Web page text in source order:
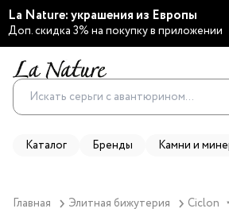
La Nature: украшения из Европы
Доп. скидка 3% на покупку в приложении
Каталог Бренды Камни и
Главная Элитная бижутерия Ciclon ▼